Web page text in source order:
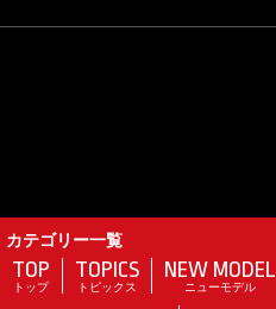
カテゴリー一覧
TOP
トップ
TOPICS
トピックス
NEW MODEL
ニューモデル